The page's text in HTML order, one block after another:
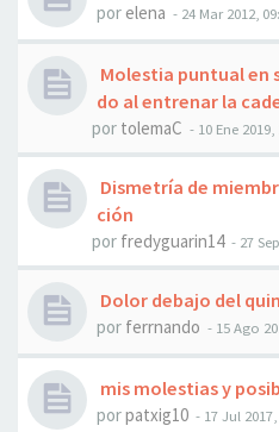
por elena - 24 Mar 2012,
Molestia puntual en
do al entrenar la
por tolemaC - 10 Ene 2019,
Dismetría de
ción
por fredyguarin14 - 27
Dolor debajo del
por ferrnando - 15 Ago
mis molestias y
porpatxig10 - 17 Jul